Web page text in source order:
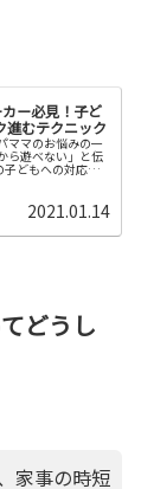
ー必見！子ど
進むテクニック
ママのお悩みの一
ら遊べない」と伝
子どもへの対応例
2021.01.14
どうし
家事の時短